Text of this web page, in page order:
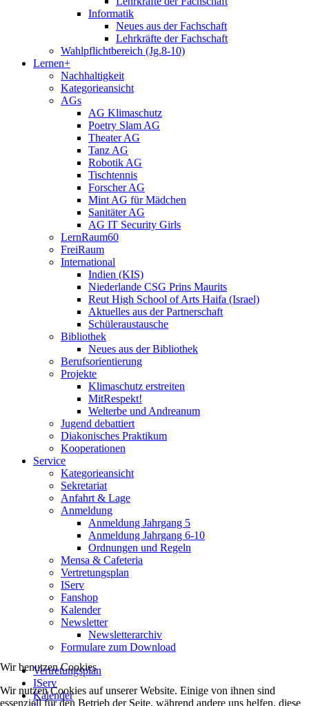
Informatik
Neues aus der Fachschaft
Lehrkräfte der Fachschaft
Wahlpflichtbereich (Jg.8-10)
Lernen+
Nachhaltigkeit
Kategorieansicht
AGs
AG Klimaschutz
Poetry Slam AG
Theater AG
Tanz AG
Robotik AG
Tischtennis
Forscher AG
Mint AG für Mädchen
Sanitäter AG
AG IT Security Girls
LernRaum60
FreiRaum
International
Indien (KIS)
Niederlande CSG Prins Maurits
Reut High School of Arts Haifa (Israel)
Aktuelles aus der Partnerschaft
Schüleraustausche
Bibliothek
Neues aus der Bibliothek
Berufsorientierung
Projekte
Klimaschutz erstreiten
MitRespekt!
Welterbe und Andreanum
Jugend debattiert
Diakonisches Praktikum
Kooperationen
Service
Kategorieansicht
Sekretariat
Anfahrt & Lage
Anmeldung
Anmeldung Jahrgang 5
Anmeldung Jahrgang 6-10
Ordnungen und Regeln
Mensa & Cafeteria
Vertretungsplan
IServ
Fanshop
Kalender
Newsletter
Newsletterarchiv
Formulare zum Download
Vertretungsplan
IServ
Kalender
Wir benutzen Cookies
Wir nutzen Cookies auf unserer Website. Einige von ihnen sind
essenziell für den Betrieb der Seite, während andere uns helfen, diese